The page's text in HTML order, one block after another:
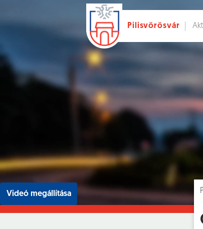
Ugrás a fő tartalomhoz
Pilisvörösvár
Videó megállítása